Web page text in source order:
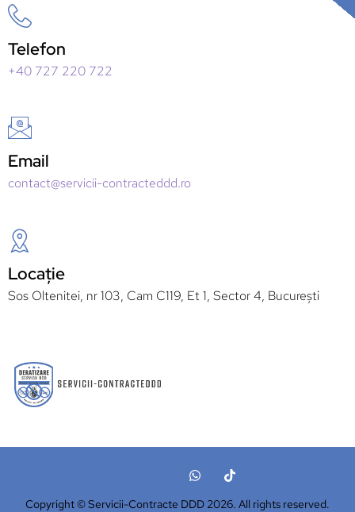
Telefon
+40 727 220 722
Email
contact@servicii-contracteddd.ro
Locație
Sos Oltenitei, nr 103, Cam C119, Et 1, Sector 4, București
Copyright © Servicii-Contracte DDD 2026. All rights reserved.